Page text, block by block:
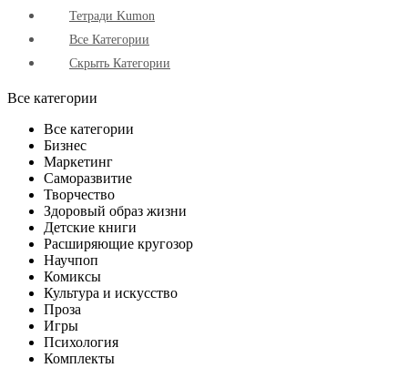
Тетради Kumon
Все Категории
Скрыть Категории
Все категории
Все категории
Бизнес
Маркетинг
Саморазвитие
Творчество
Здоровый образ жизни
Детские книги
Расширяющие кругозор
Научпоп
Комиксы
Культура и искусство
Проза
Игры
Психология
Комплекты